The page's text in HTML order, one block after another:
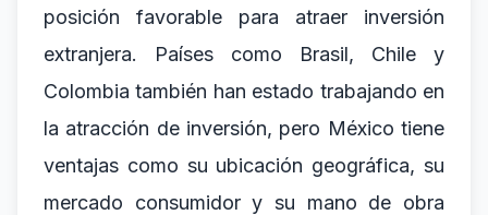
posición favorable para atraer inversión
extranjera. Países como Brasil, Chile y
Colombia también han estado trabajando en
la atracción de inversión, pero México tiene
ventajas como su ubicación geográfica, su
mercado consumidor y su mano de obra